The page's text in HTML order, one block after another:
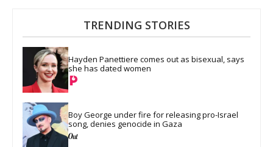
TRENDING STORIES
Hayden Panettiere comes out as bisexual, says
she has dated women
Boy George under fire for releasing pro-Israel
song, denies genocide in Gaza